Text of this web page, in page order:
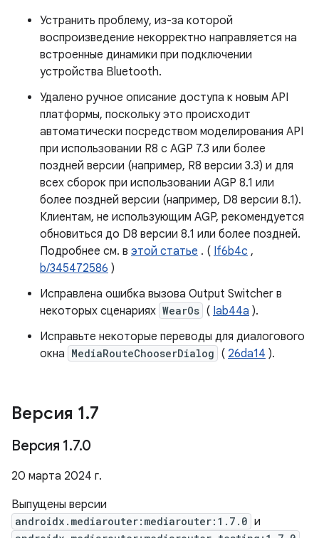
Устранить проблему, из-за которой
воспроизведение некорректно направляется на
встроенные динамики при подключении
устройства Bluetooth.
Удалено ручное описание доступа к новым API
платформы, поскольку это происходит
автоматически посредством моделирования API
при использовании R8 с AGP 7.3 или более
поздней версии (например, R8 версии 3.3) и для
всех сборок при использовании AGP 8.1 или
более поздней версии (например, D8 версии 8.1).
Клиентам, не использующим AGP, рекомендуется
обновиться до D8 версии 8.1 или более поздней.
Подробнее см. в этой статье . ( If6b4c ,
b/345472586 )
Исправлена ​​ошибка вызова Output Switcher в
некоторых сценариях WearOs ( Iab44a ).
Исправьте некоторые переводы для диалогового
окна MediaRouteChooserDialog ( 26da14 ).
Версия 1.7
Версия 1.7.0
20 марта 2024 г.
Выпущены версии
androidx.mediarouter:mediarouter:1.7.0 и